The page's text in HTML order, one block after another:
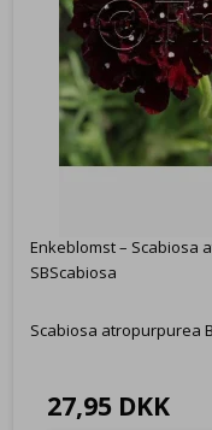
Enkeblomst – Scabiosa
SBScabiosa
Scabiosa atropurpurea
27,95 DKK